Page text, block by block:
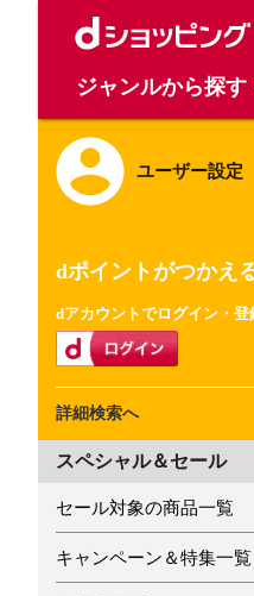
ユーザー設定
dポイントがつかえ
dアカウントでログイン・登
詳細検索へ
スペシャル＆セール
セール対象の商品一覧
キャンペーン＆特集一覧
ジャンルから探す